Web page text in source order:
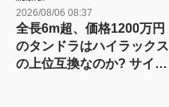
2026/08/06 08:37
全長6m超、価格1200万円
のタンドラはハイラックス
の上位互換なのか? サイ